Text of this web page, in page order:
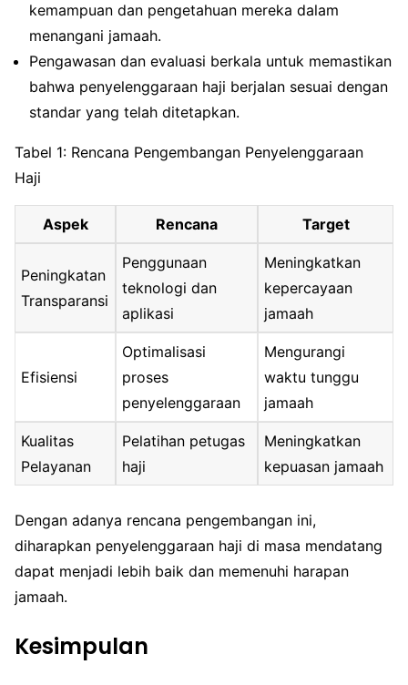
kemampuan dan pengetahuan mereka dalam
menangani jamaah.
Pengawasan dan evaluasi berkala untuk memastikan
bahwa penyelenggaraan haji berjalan sesuai dengan
standar yang telah ditetapkan.
Tabel 1: Rencana Pengembangan Penyelenggaraan
Haji
Aspek Rencana Target
Peningkatan
Transparansi
Penggunaan
teknologi dan
aplikasi
Meningkatkan
kepercayaan
jamaah
Efisiensi
Optimalisasi
proses
penyelenggaraan
Mengurangi
waktu tunggu
jamaah
Kualitas
Pelayanan
Pelatihan petugas
haji
Meningkatkan
kepuasan jamaah
Dengan adanya rencana pengembangan ini,
diharapkan penyelenggaraan haji di masa mendatang
dapat menjadi lebih baik dan memenuhi harapan
jamaah.
Kesimpulan